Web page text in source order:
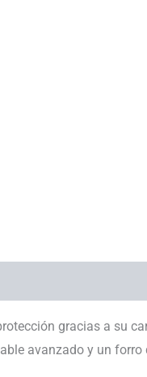
gracias a su
avanzado y un